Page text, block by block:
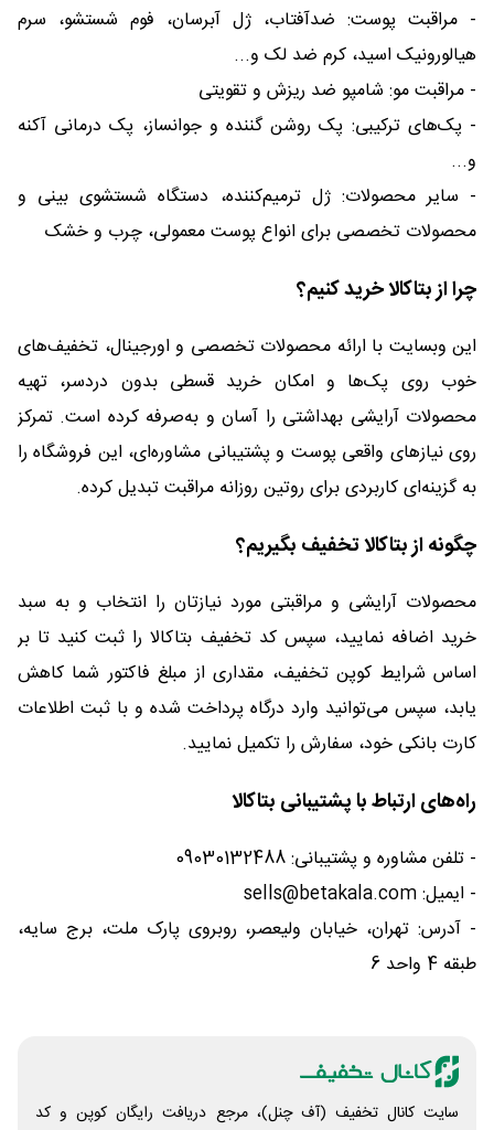
- مراقبت پوست: ضدآفتاب، ژل آبرسان، فوم شستشو، سرم
هیالورونیک اسید، کرم ضد لک و...
- مراقبت مو: شامپو ضد ریزش و تقویتی
- پک‌های ترکیبی: پک روشن گننده و جوانساز، پک درمانی آکنه
و...
- سایر محصولات: ژل ترمیم‌کننده، دستگاه شستشوی بینی و
محصولات تخصصی برای انواع پوست معمولی، چرب و خشک
چرا از بتاکالا خرید کنیم؟
این وبسایت با ارائه محصولات تخصصی و اورجینال، تخفیف‌های
خوب روی پک‌ها و امکان خرید قسطی بدون دردسر، تهیه
محصولات آرایشی بهداشتی را آسان و به‌صرفه کرده است. تمرکز
روی نیازهای واقعی پوست و پشتیبانی مشاوره‌ای، این فروشگاه را
به گزینه‌ای کاربردی برای روتین روزانه مراقبت تبدیل کرده.
چگونه از بتاکالا تخفیف بگیریم؟
محصولات آرایشی و مراقبتی مورد نیازتان را انتخاب و به سبد
خرید اضافه نمایید، سپس کد تخفیف بتاکالا را ثبت کنید تا بر
اساس شرایط کوپن تخفیف، مقداری از مبلغ فاکتور شما کاهش
یابد، سپس می‌توانید وارد درگاه پرداخت شده و با ثبت اطلاعات
کارت بانکی خود، سفارش را تکمیل نمایید.
راه‌های ارتباط با پشتیبانی بتاکالا
- تلفن مشاوره و پشتیبانی: 09030132488
- ایمیل: sells@betakala.com
- آدرس: تهران، خیابان ولیعصر، روبروی پارک ملت، برج سایه،
طبقه 4 واحد 6
سایت کانال تخفیف (آف چنل)، مرجع دریافت رایگان کوپن و کد